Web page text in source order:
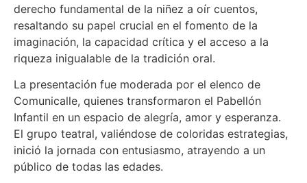
derecho fundamental de la niñez a oír cuentos,
resaltando su papel crucial en el fomento de la
imaginación, la capacidad crítica y el acceso a la
riqueza inigualable de la tradición oral.
La presentación fue moderada por el elenco de
Comunicalle, quienes transformaron el Pabellón
Infantil en un espacio de alegría, amor y esperanza.
El grupo teatral, valiéndose de coloridas estrategias,
inició la jornada con entusiasmo, atrayendo a un
público de todas las edades.